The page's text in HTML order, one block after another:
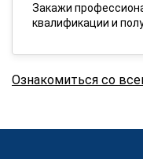
Закажи
квалификации и
Ознакомиться со